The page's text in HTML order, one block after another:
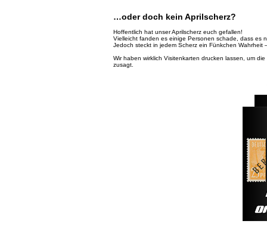
…oder doch kein Aprilscherz?
Hoffentlich hat unser Aprilscherz euch gefallen!
Vielleicht fanden es einige Personen schade, dass es
Jedoch steckt in jedem Scherz ein Fünkchen Wahrheit
Wir haben wirklich Visitenkarten drucken lassen, um
zusagt.